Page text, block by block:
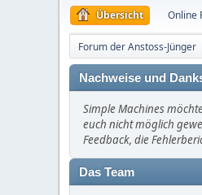
Übersicht Online
Forum der Anstoss-Jünger
Nachweise und
Simple Machines
euch nicht möglich
Feedback, die
Das Team